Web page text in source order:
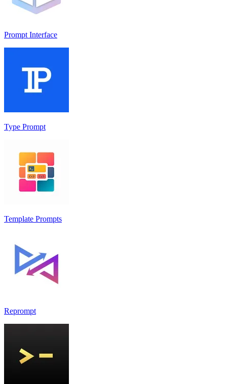
Prompt Interface
Type Prompt
Template Prompts
Reprompt